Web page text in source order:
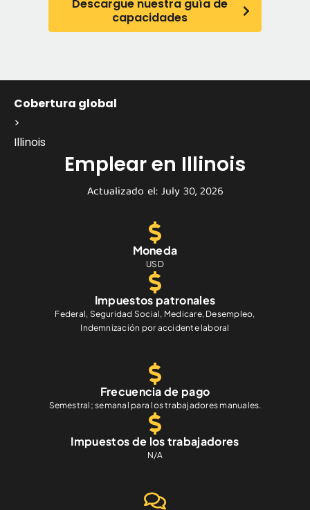
Descargue nuestra guía de
capacidades
Cobertura global
>
Illinois
Emplear en Illinois
Actualizado el: July 30, 2026
Moneda
USD
Impuestos patronales
Federal, Seguridad Social, Medicare, Desempleo,
Indemnización por accidente laboral
Frecuencia de pago
Semestral; semanal para los trabajadores manuales.
Impuestos de los trabajadores
N/A